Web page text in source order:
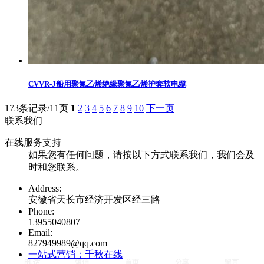
CVVR-J船用聚氯乙烯绝缘聚氯乙烯护套软电缆
173条记录/11页 1 2 3 4 5 6 7 8 9 10 下一页
联系我们
在线服务支持
如果您有任何问题，请按以下方式联系我们，我们会及
时和您联系。
Address:
安徽省天长市经济开发区经三路
Phone:
13955040807
Email:
827949989@qq.com
一站式营销：千秋在线